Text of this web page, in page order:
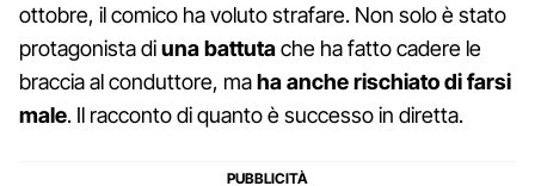
ottobre, il comico ha voluto strafare. Non solo è stato
protagonista diuna battutache ha fatto cadere le
braccia al conduttore, maha anche rischiato di farsi
male. Il racconto di quanto è successo in diretta.